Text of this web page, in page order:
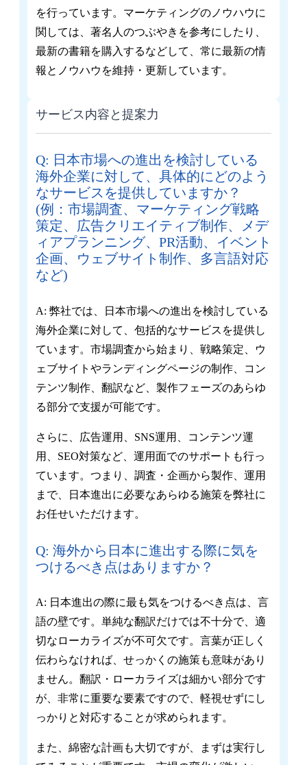
を行っています。マーケティングのノウハウに
関しては、著名人のつぶやきを参考にしたり、
最新の書籍を購入するなどして、常に最新の情
報とノウハウを維持・更新しています。
サービス内容と提案力
Q: 日本市場への進出を検討している
海外企業に対して、具体的にどのよう
なサービスを提供していますか？
(例：市場調査、マーケティング戦略
策定、広告クリエイティブ制作、メデ
ィアプランニング、PR活動、イベント
企画、ウェブサイト制作、多言語対応
など)
A: 弊社では、日本市場への進出を検討している
海外企業に対して、包括的なサービスを提供し
ています。市場調査から始まり、戦略策定、ウ
ェブサイトやランディングページの制作、コン
テンツ制作、翻訳など、製作フェーズのあらゆ
る部分で支援が可能です。
さらに、広告運用、SNS運用、コンテンツ運
用、SEO対策など、運用面でのサポートも行っ
ています。つまり、調査・企画から製作、運用
まで、日本進出に必要なあらゆる施策を弊社に
お任せいただけます。
Q: 海外から日本に進出する際に気を
つけるべき点はありますか？
A: 日本進出の際に最も気をつけるべき点は、言
語の壁です。単純な翻訳だけでは不十分で、適
切なローカライズが不可欠です。言葉が正しく
伝わらなければ、せっかくの施策も意味があり
ません。翻訳・ローカライズは細かい部分です
が、非常に重要な要素ですので、軽視せずにし
っかりと対応することが求められます。
また、綿密な計画も大切ですが、まずは実行し